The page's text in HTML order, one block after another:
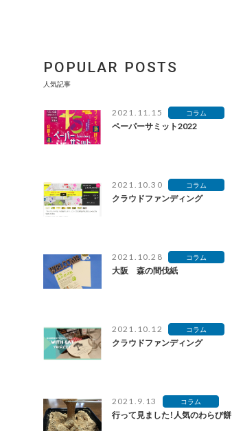
POPULAR POSTS
人気記事
2021.11.15 コラム
ペーパーサミット2022
2021.10.30 コラム
クラウドファンディング
2021.10.28 コラム
大阪 森の間伐紙
2021.10.12 コラム
クラウドファンディング
2021.9.13 コラム
行って見ました！人気のわらび餅